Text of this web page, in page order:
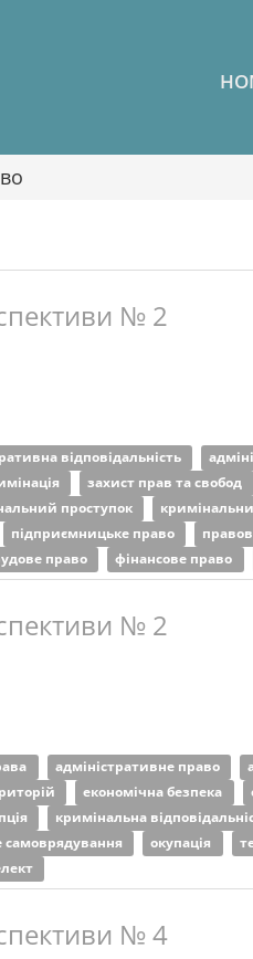
№ 2
відповідальність
захист прав та свобод
проступок
підприємницьке право
право фінансове право
№ 2
адміністративне право
економічна безпека
кримінальна
самоврядування окупація
№ 4